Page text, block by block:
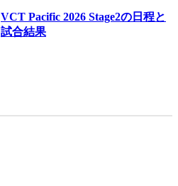
VCT Pacific 2026 Stage2の日程と
試合結果